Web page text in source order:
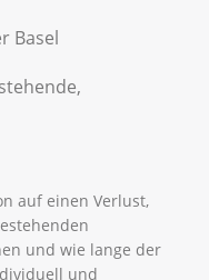
Basel
auf einen Verlust,
und wie lange der
und